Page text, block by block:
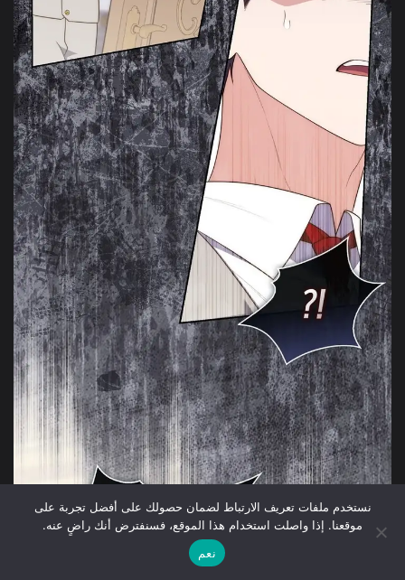
نستخدم ملفات تعريف الارتباط لضمان حصولك على أفضل تجربة على
موقعنا. إذا واصلت استخدام هذا الموقع، فسنفترض أنك راضٍ عنه.
نعم